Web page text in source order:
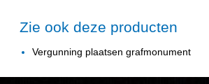
Zie ook deze producten
Vergunning plaatsen grafmonument